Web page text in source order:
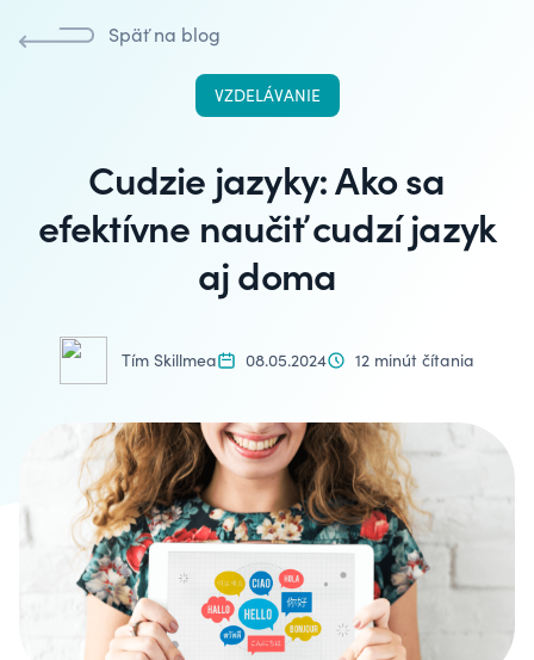
Späť na blog
VZDELÁVANIE
Cudzie jazyky: Ako sa
efektívne naučiť cudzí jazyk
aj doma
Tím Skillmea 08.05.2024 12 minút čítania